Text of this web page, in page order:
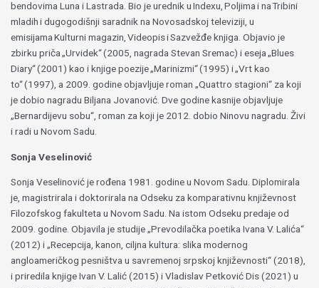
bendovima Luna i Lastrada. Bio je urednik u Indexu, Poljima i na Tribini
mladih i dugogodišnji saradnik na Novosadskoj televiziji, u
emisijama Kulturni magazin, Videopis i Sazvežđe knjiga. Objavio je
zbirku priča „Urvidek“ (2005, nagrada Stevan Sremac) i eseja „Blues
Diary“ (2001) kao i knjige poezije „Marinizmi“ (1995) i „Vrt kao
to“ (1997), a 2009. godine objavljuje roman „Quattro stagioni“ za koji
je dobio nagradu Biljana Jovanović. Dve godine kasnije objavljuje
„Bernardijevu sobu“, roman za koji je 2012. dobio Ninovu nagradu. Živi
i radi u Novom Sadu.
Sonja Veselinović
Sonja Veselinović je rođena 1981. godine u Novom Sadu. Diplomirala
je, magistrirala i doktorirala na Odseku za komparativnu književnost
Filozofskog fakulteta u Novom Sadu. Na istom Odseku predaje od
2009. godine. Objavila je studije „Prevodilačka poetika Ivana V. Lalića“
(2012) i „Recepcija, kanon, ciljna kultura: slika modernog
angloameričkog pesništva u savremenoj srpskoj književnosti“ (2018),
i priredila knjige Ivan V. Lalić (2015) i Vladislav Petković Dis (2021) u